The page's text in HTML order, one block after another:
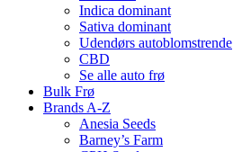
Indica dominant
Sativa dominant
Udendørs autoblomstrende
CBD
Se alle auto frø
Bulk Frø
Brands A-Z
Anesia Seeds
Barney’s Farm